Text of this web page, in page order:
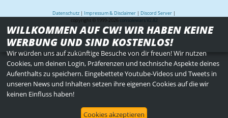
Datenschutz | Impressum & Disclaimer | Discord Server |
copyright © 1999-2026
consolewars V2.82
WILLKOMMEN AUF CW! WIR HABEN KEINE
WERBUNG UND SIND KOSTENLOS!
Wir würden uns auf zukünftige Besuche von dir freuen! Wir nutzen
Cookies, um deinen Login, Präferenzen und technische Aspekte deines
Aufenthalts zu speichern. Eingebettete Youtube-Videos und Tweets in
unseren News und Inhalten setzen ihre eigenen Cookies auf die wir
keinen Einfluss haben!
Cookies akzeptieren